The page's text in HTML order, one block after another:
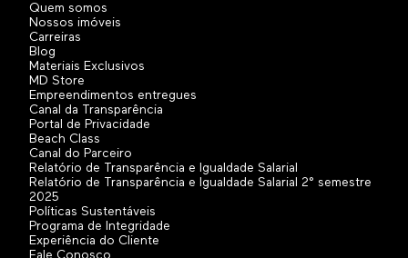
Quem somos
Nossos imóveis
Carreiras
Blog
Materiais Exclusivos
MD Store
Empreendimentos entregues
Canal da Transparência
Portal de Privacidade
Beach Class
Canal do Parceiro
Relatório de Transparência e Igualdade Salarial
Relatório de Transparência e Igualdade Salarial 2° semestre
2025
Políticas Sustentáveis
Programa de Integridade
Experiência do Cliente
Fale Conosco